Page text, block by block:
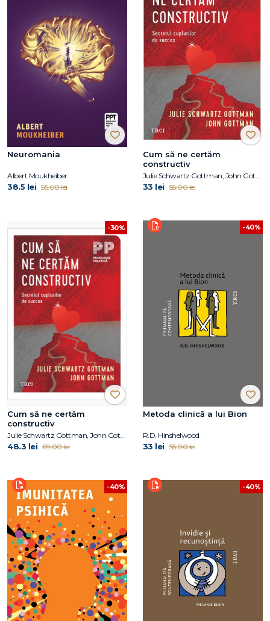
Neuromania
Albert Moukheiber
38.5 lei 55.00 lei
Cum să ne certăm
constructiv
33 lei 55.00 lei
-30%
Cum să ne certăm
constructiv
48.3 lei 69.00 lei
-40%
Metoda clinică a lui Bion
R.D. Hinshelwood
33 lei 55.00 lei
-40% -40%